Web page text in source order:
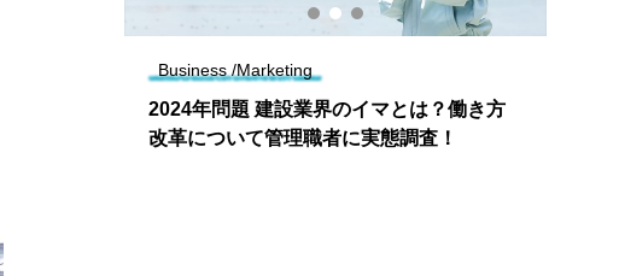
Business /Marketing
2024年問題 建設業界のイマとは？働き方
改革について管理職者に実態調査！